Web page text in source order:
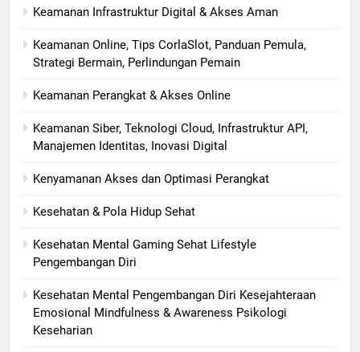
Keamanan Infrastruktur Digital & Akses Aman
Keamanan Online, Tips CorlaSlot, Panduan Pemula,
Strategi Bermain, Perlindungan Pemain
Keamanan Perangkat & Akses Online
Keamanan Siber, Teknologi Cloud, Infrastruktur API,
Manajemen Identitas, Inovasi Digital
Kenyamanan Akses dan Optimasi Perangkat
Kesehatan & Pola Hidup Sehat
Kesehatan Mental Gaming Sehat Lifestyle
Pengembangan Diri
Kesehatan Mental Pengembangan Diri Kesejahteraan
Emosional Mindfulness & Awareness Psikologi
Keseharian